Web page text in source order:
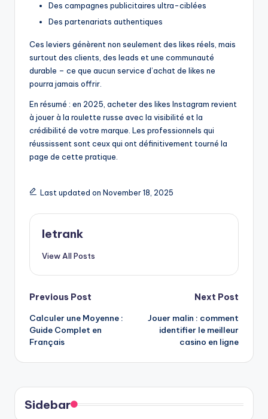
Des campagnes publicitaires ultra-ciblées
Des partenariats authentiques
Ces leviers génèrent non seulement des likes réels, mais
surtout des clients, des leads et une communauté
durable – ce que aucun service d’achat de likes ne
pourra jamais offrir.
En résumé : en 2025, acheter des likes Instagram revient
à jouer à la roulette russe avec la visibilité et la
crédibilité de votre marque. Les professionnels qui
réussissent sont ceux qui ont définitivement tourné la
page de cette pratique.
Last updated on November 18, 2025
letrank
View All Posts
Post
navigation
Previous Post
Calculer une Moyenne :
Guide Complet en
Français
Next Post
Jouer malin : comment
identifier le meilleur
casino en ligne
Sidebar